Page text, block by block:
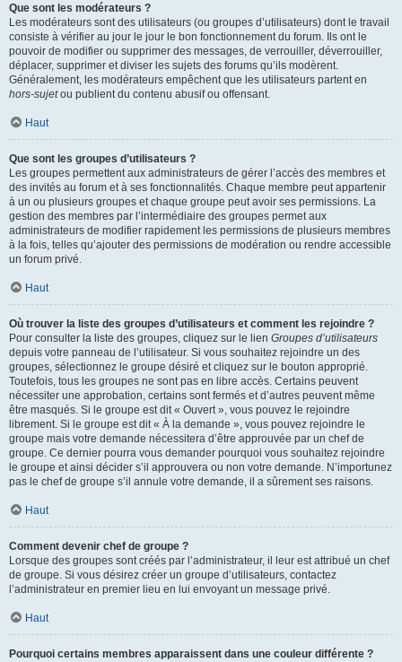
Que sont les modérateurs ?
Les modérateurs sont des utilisateurs (ou groupes d’utilisateurs) dont le travail
consiste à vérifier au jour le jour le bon fonctionnement du forum. Ils ont le
pouvoir de modifier ou supprimer des messages, de verrouiller, déverrouiller,
déplacer, supprimer et diviser les sujets des forums qu’ils modèrent.
Généralement, les modérateurs empêchent que les utilisateurs partent en
hors-sujetou publient du contenu abusif ou offensant.
Haut
Que sont les groupes d’utilisateurs ?
Les groupes permettent aux administrateurs de gérer l’accès des membres et
des invités au forum et à ses fonctionnalités. Chaque membre peut appartenir
à un ou plusieurs groupes et chaque groupe peut avoir ses permissions. La
gestion des membres par l’intermédiaire des groupes permet aux
administrateurs de modifier rapidement les permissions de plusieurs membres
à la fois, telles qu’ajouter des permissions de modération ou rendre accessible
un forum privé.
Haut
Où trouver la liste des groupes d’utilisateurs et comment les rejoindre ?
Pour consulter la liste des groupes, cliquez sur le lien Groupes d’utilisateurs
depuis votre panneau de l’utilisateur. Si vous souhaitez rejoindre un des
groupes, sélectionnez le groupe désiré et cliquez sur le bouton approprié.
Toutefois, tous les groupes ne sont pas en libre accès. Certains peuvent
nécessiter une approbation, certains sont fermés et d’autres peuvent même
être masqués. Si le groupe est dit « Ouvert », vous pouvez le rejoindre
librement. Si le groupe est dit « À la demande », vous pouvez rejoindre le
groupe mais votre demande nécessitera d’être approuvée par un chef de
groupe. Ce dernier pourra vous demander pourquoi vous souhaitez rejoindre
le groupe et ainsi décider s’il approuvera ou non votre demande. N’importunez
pas le chef de groupe s’il annule votre demande, il a sûrement ses raisons.
Haut
Comment devenir chef de groupe ?
Lorsque des groupes sont créés par l’administrateur, il leur est attribué un chef
de groupe. Si vous désirez créer un groupe d’utilisateurs, contactez
l’administrateur en premier lieu en lui envoyant un message privé.
Haut
Pourquoi certains membres apparaissent dans une couleur différente ?